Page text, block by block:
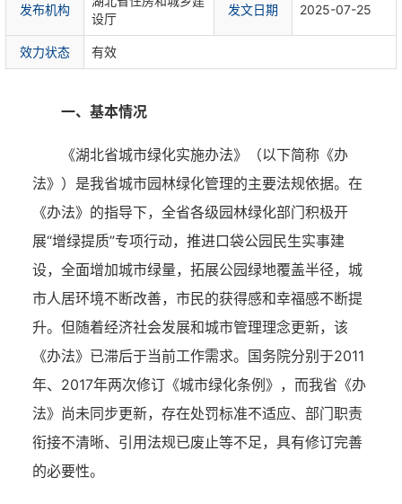
发布机构
设厅
发文日期 2025-07-25
效力状态 有效
一、基本情况
《湖北省城市绿化实施办法》（以下简称《办
法》）是我省城市园林绿化管理的主要法规依据。在
《办法》的指导下，全省各级园林绿化部门积极开
展“增绿提质”专项行动，推进口袋公园民生实事建
设，全面增加城市绿量，拓展公园绿地覆盖半径，城
市人居环境不断改善，市民的获得感和幸福感不断提
升。但随着经济社会发展和城市管理理念更新，该
《办法》已滞后于当前工作需求。国务院分别于2011
年、2017年两次修订《城市绿化条例》，而我省《办
法》尚未同步更新，存在处罚标准不适应、部门职责
衔接不清晰、引用法规已废止等不足，具有修订完善
的必要性。